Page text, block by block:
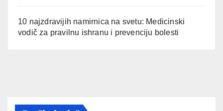
10 najzdravijih namirnica na svetu: Medicinski
vodič za pravilnu ishranu i prevenciju bolesti